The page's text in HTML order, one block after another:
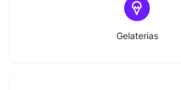
Gelaterias
(10)